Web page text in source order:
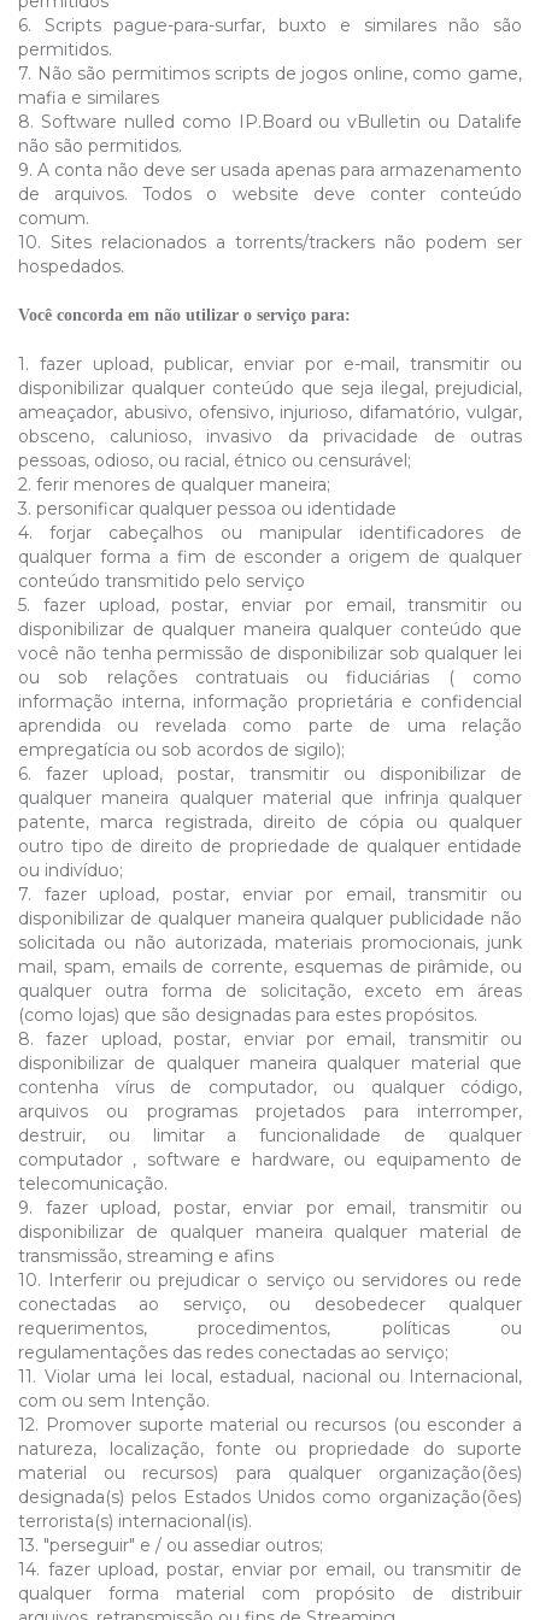
6. Scripts pague-para-surfar, buxto e similares não são
permitidos.
7. Não são permitimos scripts de jogos online, como game,
mafia e similares
8. Software nulled como IP.Board ou vBulletin ou Datalife
não são permitidos.
9. A conta não deve ser usada apenas para armazenamento
de arquivos. Todos o website deve conter conteúdo
comum.
10. Sites relacionados a torrents/trackers não podem ser
hospedados.
Você concorda em não utilizar o serviço para:
1. fazer upload, publicar, enviar por e-mail, transmitir ou
disponibilizar qualquer conteúdo que seja ilegal, prejudicial,
ameaçador, abusivo, ofensivo, injurioso, difamatório, vulgar,
obsceno, calunioso, invasivo da privacidade de outras
pessoas, odioso, ou racial, étnico ou censurável;
2. ferir menores de qualquer maneira;
3. personificar qualquer pessoa ou identidade
4. forjar cabeçalhos ou manipular identificadores de
qualquer forma a fim de esconder a origem de qualquer
conteúdo transmitido pelo serviço
5. fazer upload, postar, enviar por email, transmitir ou
disponibilizar de qualquer maneira qualquer conteúdo que
você não tenha permissão de disponibilizar sob qualquer lei
ou sob relações contratuais ou fiduciárias ( como
informação interna, informação proprietária e confidencial
aprendida ou revelada como parte de uma relação
empregatícia ou sob acordos de sigilo);
6. fazer upload, postar, transmitir ou disponibilizar de
qualquer maneira qualquer material que infrinja qualquer
patente, marca registrada, direito de cópia ou qualquer
outro tipo de direito de propriedade de qualquer entidade
ou indivíduo;
7. fazer upload, postar, enviar por email, transmitir ou
disponibilizar de qualquer maneira qualquer publicidade não
solicitada ou não autorizada, materiais promocionais, junk
mail, spam, emails de corrente, esquemas de pirâmide, ou
qualquer outra forma de solicitação, exceto em áreas
(como lojas) que são designadas para estes propósitos.
8. fazer upload, postar, enviar por email, transmitir ou
disponibilizar de qualquer maneira qualquer material que
contenha vírus de computador, ou qualquer código,
arquivos ou programas projetados para interromper,
destruir, ou limitar a funcionalidade de qualquer
computador , software e hardware, ou equipamento de
telecomunicação.
9. fazer upload, postar, enviar por email, transmitir ou
disponibilizar de qualquer maneira qualquer material de
transmissão, streaming e afins
10. Interferir ou prejudicar o serviço ou servidores ou rede
conectadas ao serviço, ou desobedecer qualquer
requerimentos, procedimentos, políticas ou
regulamentações das redes conectadas ao serviço;
11. Violar uma lei local, estadual, nacional ou Internacional,
com ou sem Intenção.
12. Promover suporte material ou recursos (ou esconder a
natureza, localização, fonte ou propriedade do suporte
material ou recursos) para qualquer organização(ões)
designada(s) pelos Estados Unidos como organização(ões)
terrorista(s) internacional(is).
13. "perseguir" e / ou assediar outros;
14. fazer upload, postar, enviar por email, ou transmitir de
qualquer forma material com propósito de distribuir